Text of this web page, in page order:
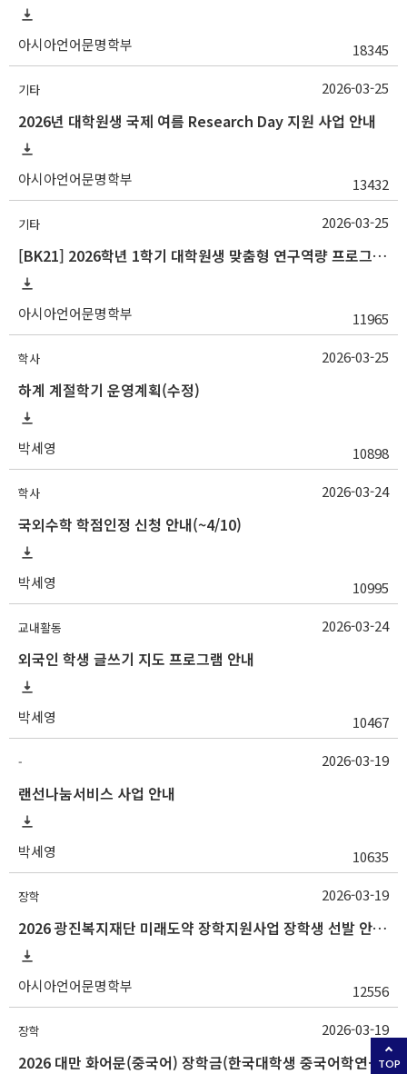
아시아언어문명학부 18345
기타
2026년 대학원생 국제 여름 Research Day 지원 사업 안내
아시아언어문명학부 13432
2026-03-25
기타
[BK21] 2026학년 1학기 대학원생 맞춤형 연구역량 프로그램 안내
아시아언어문명학부 11965
2026-03-25
학사
하계 계절학기 운영계획(수정)
박세영 10898
2026-03-25
학사
국외수학 학점인정 신청 안내(~4/10)
박세영 10995
2026-03-24
교내활동
외국인 학생 글쓰기 지도 프로그램 안내
박세영 10467
2026-03-24
-
랜선나눔서비스 사업 안내
박세영 10635
2026-03-19
장학
2026 광진복지재단 미래도약 장학지원사업 장학생 선발 안내(~3/25 10:00)
아시아언어문명학부 12556
2026-03-19
장학
2026 대만 화어문(중국어) 장학금(한국대학생 중국어학연수 지원) 선발 안내
2026-03-19
TOP